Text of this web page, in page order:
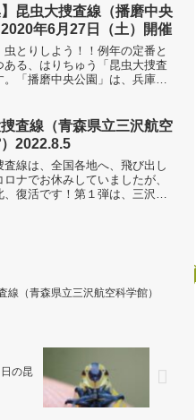
と思いましたが、次第に予報は
開催にこぎつ...
】昆虫大捜査線（播磨中央
年6月27日（土）開催
虫とりしよう！！例年の定番と
ある、はりちゅう「昆虫大捜査
。「播磨中央公園」は、兵庫県
原、と、多様な環境があり、多
が見られるところ...
査線（青森県立三沢航空
2022.8.5
査線は、全国各地へ、飛び出し
ロナでお休みしていましたが、
、復活です！第１弾は、三沢航
線（青森県立三沢航空科学館）
の昆